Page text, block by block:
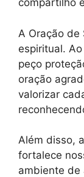
compartilho
A Oração de
espiritual.
peço
oração
valorizar
Além disso,
fortalece
ambiente de